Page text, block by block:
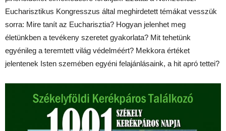
Eucharisztikus Kongresszus által meghirdetett témákat vesszük
sorra: Mire tanít az Eucharisztia? Hogyan jelenhet meg
életünkben a tevékeny szeretet gyakorlata? Mit tehetünk
egyénileg a teremtett világ védelméért? Mekkora értéket
jelentenek Isten szemében egyéni felajánlásaink, a hit apró tettei?